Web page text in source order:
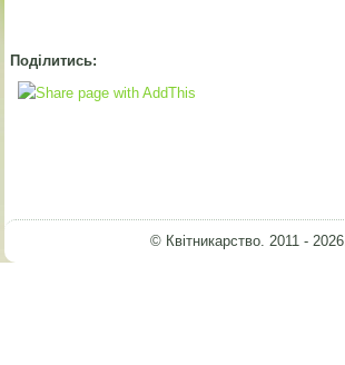
Поділитись:
© Квітникарство. 2011 - 2026.